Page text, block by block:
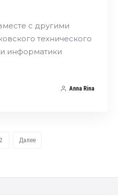
с другими
технического
информатики
Anna Rina
2 Далее